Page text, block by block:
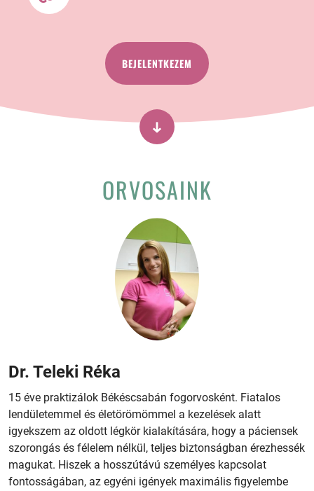
BEJELENTKEZEM
ORVOSAINK
Dr. Teleki Réka
15 éve praktizálok Békéscsabán fogorvosként. Fiatalos
lendületemmel és életörömömmel a kezelések alatt
igyekszem az oldott légkör kialakítására, hogy a páciensek
szorongás és félelem nélkül, teljes biztonságban érezhessék
magukat. Hiszek a hosszútávú személyes kapcsolat
fontosságában, az egyéni igények maximális figyelembe